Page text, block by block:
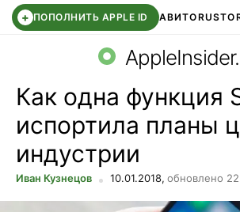
+ ПОПОЛНИТЬ APPLE ID АВИТО
СБЕР КИДС ЧАТ ROBLOXВТБ
Как одна функция
испортила планы
индустрии
Иван Кузнецов 10.01.2018, обновлено